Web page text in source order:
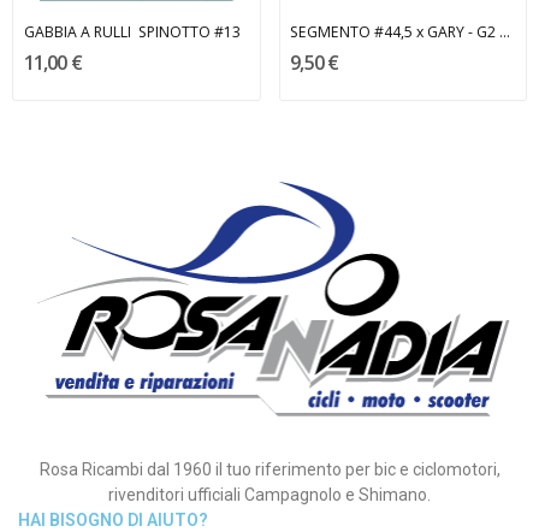
GABBIA A RULLI SPINOTTO #13
11,00 €
SEGMENTO #44,5 x GARY - G2 MALOSSI
9,50 €
Rosa Ricambi dal 1960 il tuo riferimento per bic e ciclomotori,
rivenditori ufficiali Campagnolo e Shimano.
HAI BISOGNO DI AIUTO?